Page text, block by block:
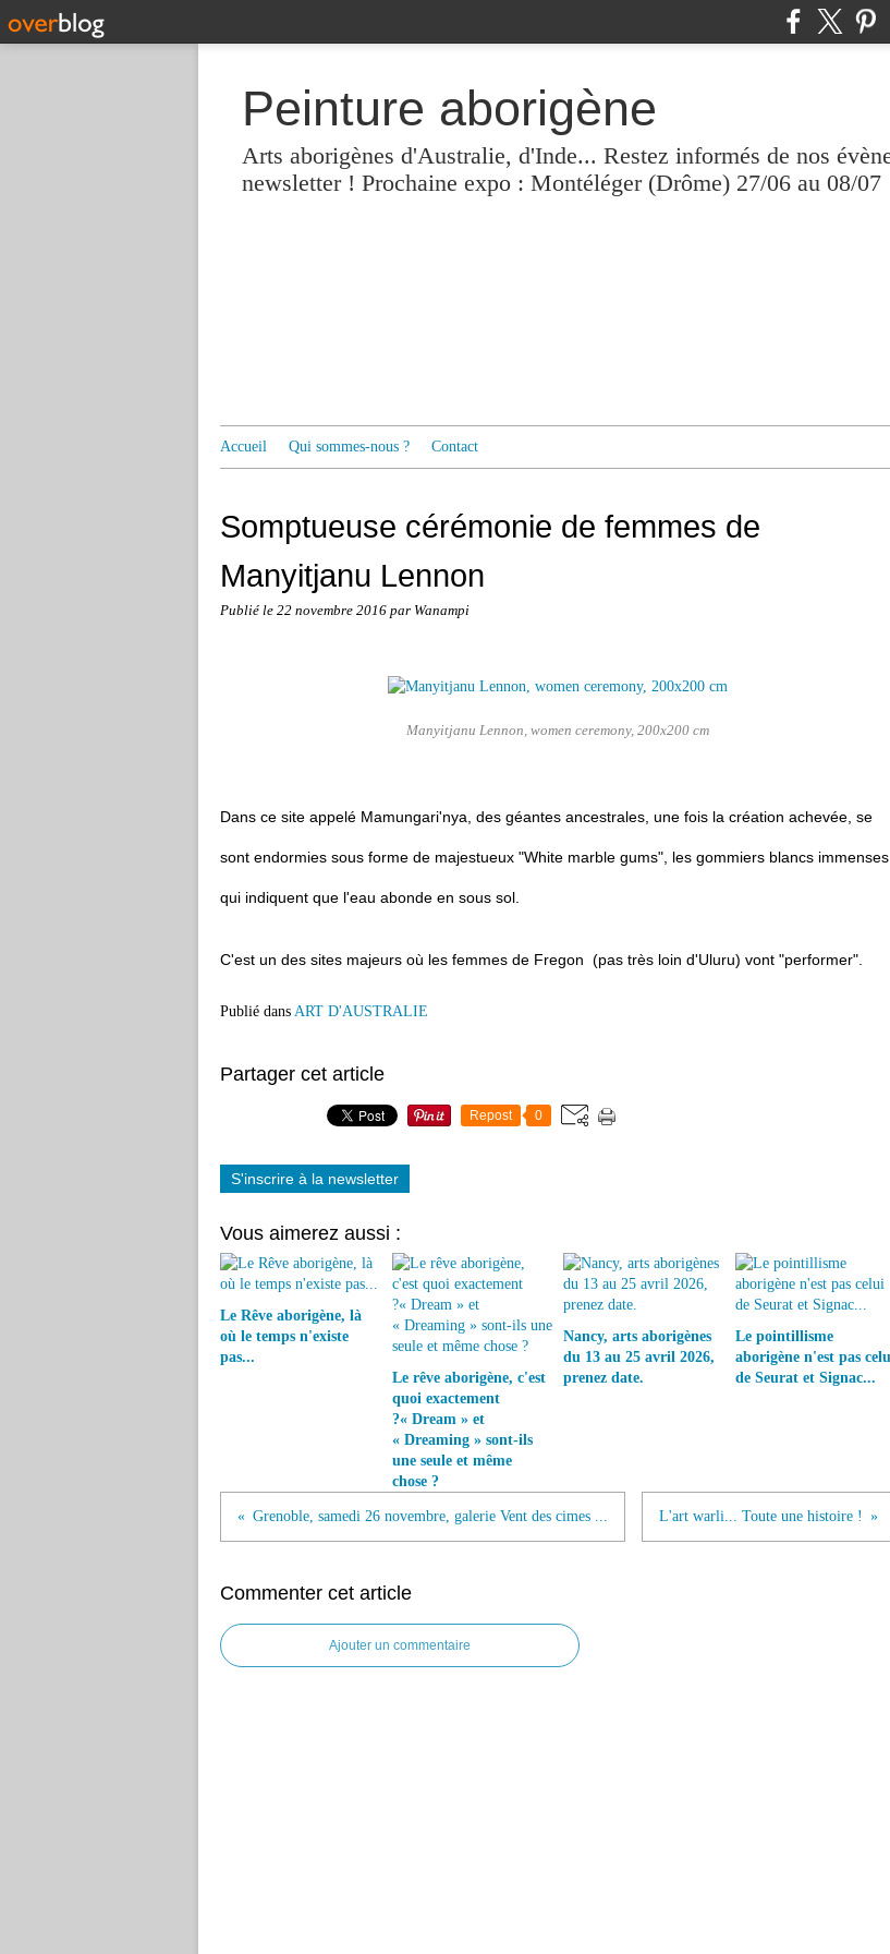
Peinture aborigène
Arts aborigènes d'Australie, d'Inde... Restez informés de nos
newsletter ! Prochaine expo : Montéléger (Drôme) 27/06 au 08/07
Accueil Qui sommes-nous ? Contact
Somptueuse cérémonie de femmes de
Manyitjanu Lennon
Publié le 22 novembre 2016 par Wanampi
Manyitjanu Lennon, women ceremony, 200x200 cm
Dans ce site appelé Mamungari'nya, des géantes ancestrales, une fois la création achevée, se
sont endormies sous forme de majestueux "White marble gums", les gommiers blancs immenses
qui indiquent que l'eau abonde en sous sol.
C'est un des sites majeurs où les femmes de Fregon (pas très loin d'Uluru) vont "performer".
Publié dans ART D'AUSTRALIE
Partager cet article
Repost 0
S'inscrire à la newsletter
Vous aimerez aussi :
Le Rêve aborigène, là
où le temps n'existe
pas...
Le rêve aborigène, c'est
quoi exactement
?« Dream » et
« Dreaming » sont-ils
une seule et même
chose ?
Nancy, arts aborigènes
du 13 au 25 avril 2026,
prenez date.
Le pointillisme
aborigène n'est pas
de Seurat et Signac...
Grenoble, samedi 26 novembre, galerie Vent des cimes ... L'art warli... Toute une histoire !
Commenter cet article
Ajouter un commentaire